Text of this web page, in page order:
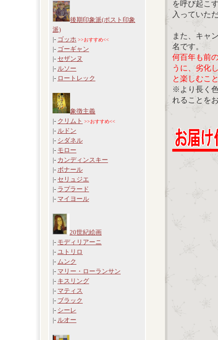
後期印象派(ポスト印象
派)
|- ゴッホ >>おすすめ<<
|- ゴーギャン
|- セザンヌ
|- ルソー
|- ロートレック
象徴主義
|- クリムト >>おすすめ<<
|- ルドン
|- シダネル
|- モロー
|- カンディンスキー
|- ボナール
|- セリュジエ
|- ラプラード
|- マイヨール
20世紀絵画
|- モディリアーニ
|- ユトリロ
|- ムンク
|- マリー・ローランサン
|- キスリング
|- マティス
|- ブラック
|- シーレ
|- ルオー
を呼び起こ
入っていた
また、キャ
名です。
何百年も前
うに、劣化
と楽しむこ
※より長く
れることを